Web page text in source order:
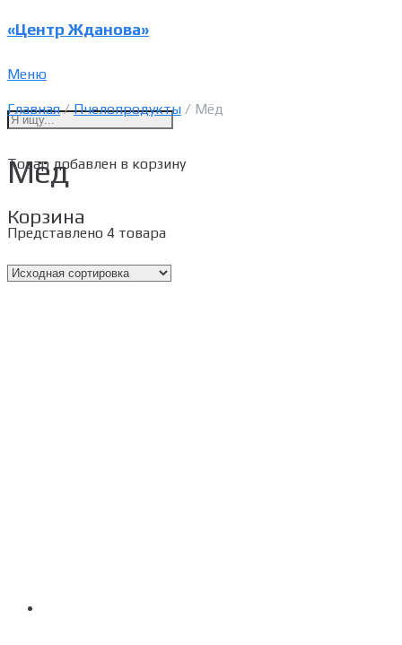
«Центр Жданова»
Меню
Товар добавлен в корзину
Корзина
Главная/Пчелопродукты / Мёд
Мёд
Представлено 4 товара